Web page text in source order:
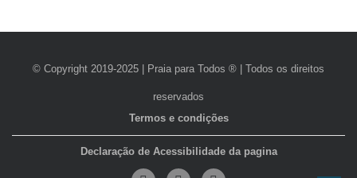
© Copyright 2019-2025 | Praia para Todos ® | Todos os direitos
reservados
Termos e condições
Declaração de Acessibilidade da pagina